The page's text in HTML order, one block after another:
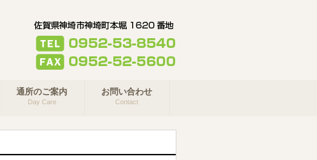
通所のご案内
Day Care
お問い合わせ
Contact